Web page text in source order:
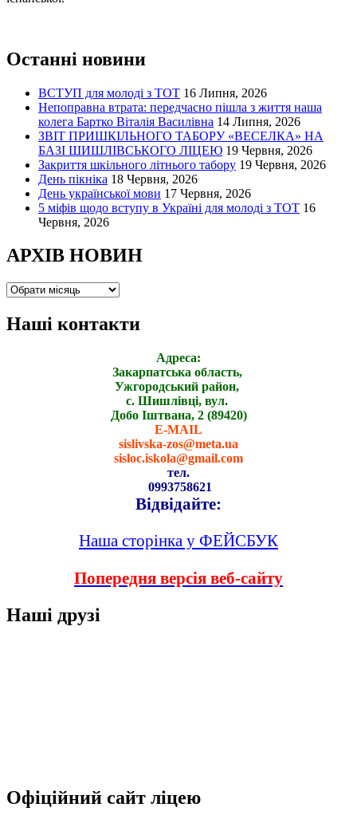
Останні новини
ВСТУП для молоді з ТОТ 16 Липня, 2026
Непоправна втрата: передчасно пішла з життя наша
колега Бартко Віталія Василівна 14 Липня, 2026
ЗВІТ ПРИШКІЛЬНОГО ТАБОРУ «ВЕСЕЛКА» НА
БАЗІ ШИШЛІВСЬКОГО ЛІЦЕЮ 19 Червня, 2026
Закриття шкільного літнього табору 19 Червня, 2026
День пікніка 18 Червня, 2026
День української мови 17 Червня, 2026
5 міфів щодо вступу в Україні для молоді з ТОТ 16
Червня, 2026
АРХІВ НОВИН
Наші контакти
Адреса:
Закарпатська область,
Ужгородський район,
с. Шишлівці, вул.
Добо Іштвана, 2 (89420)
E-MAIL
sislivska-zos@meta.ua
sisloc.iskola@gmail.com
тел.
0993758621
Відвідайте:
Наша сторінка у ФЕЙСБУК
Попередня версія веб-сайту
Наші друзі
Офіційний сайт ліцею